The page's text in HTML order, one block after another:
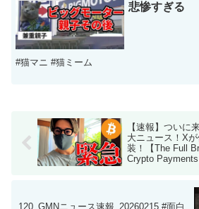
悲惨すぎる
#猫マニ #猫ミーム
【速報】ついに
大ニュース！X
装！【The Full
Crypto Payments
120_GMNニュース速報_20260215 #面白